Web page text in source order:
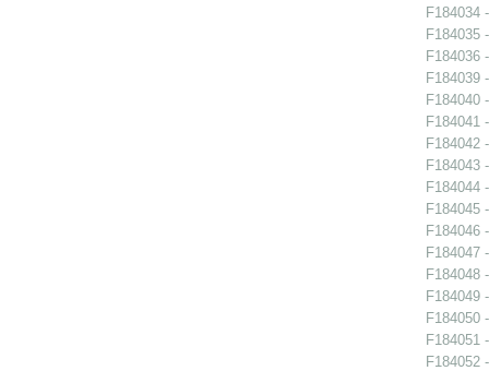
F184034
F184035
F184036
F184039
F184040
F184041
F184042
F184043
F184044
F184045
F184046
F184047
F184048
F184049
F184050
F184051
F184052